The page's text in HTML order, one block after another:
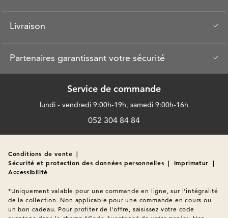
Livraison
Partenaires garantissant votre sécurité
Service de commande
lundi - vendredi 9:00h-19h, samedi 9:00h-16h
052 304 84 84
Conditions de vente |
Sécurité et protection des données personnelles | Imprimatur |
Accessibilité
*Uniquement valable pour une commande en ligne, sur l'intégralité
de la collection. Non applicable pour une commande en cours ou
un bon cadeau. Pour profiter de l'offre, saisissez votre code